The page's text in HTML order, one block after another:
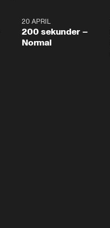
4:2320 APRIL
200 sekunder –
Normal